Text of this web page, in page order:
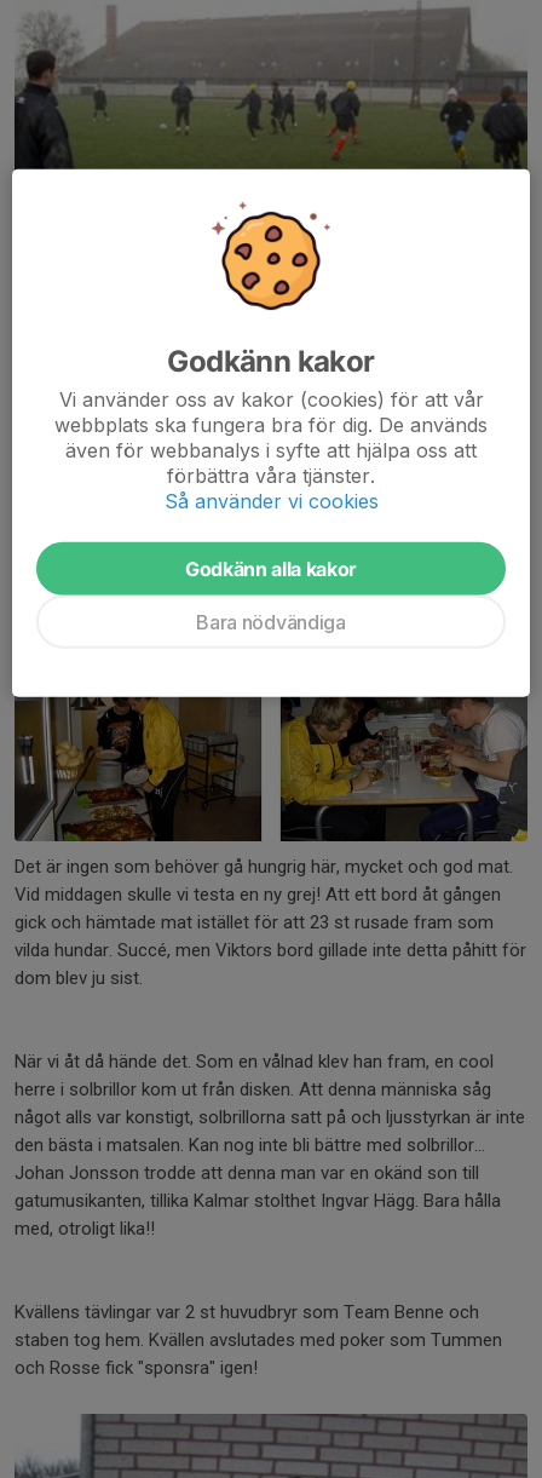
Mat, vila och sen var det dax för ny träning. Överflyttningar och
positionsspel stod på programmet.
Dax för semifinaler i "kroken". Fredde dunkade Philip som om det
vore en påse bomull. I semi 2 fick vi se årets upphämtning.
matchen till seger. Det pratades på läktaren att man kunde
jämföra denna vändning med som när Sverige vände 1-5 till 6-5-
seger mot Finland i hockey-VM.
Det är ingen som behöver gå hungrig här, mycket och god mat.
Vid middagen skulle vi testa en ny grej! Att ett bord åt gången
gick och hämtade mat istället för att 23 st rusade fram som
vilda hundar. Succé, men Viktors bord gillade inte detta påhitt för
dom blev ju sist.
När vi åt då hände det. Som en vålnad klev han fram, en cool
herre i solbrillor kom ut från disken. Att denna människa såg
något alls var konstigt, solbrillorna satt på och ljusstyrkan är inte
den bästa i matsalen. Kan nog inte bli bättre med solbrillor...
Johan Jonsson trodde att denna man var en okänd son till
gatumusikanten, tillika Kalmar stolthet Ingvar Hägg. Bara hålla
med, otroligt lika!!
Kvällens tävlingar var 2 st huvudbryr som Team Benne och
staben tog hem. Kvällen avslutades med poker som Tummen
och Rosse fick "sponsra" igen!
Godkänn kakor
Vi använder oss av kakor (cookies) för att vår
webbplats ska fungera bra för dig. De används
även för webbanalys i syfte att hjälpa oss att
förbättra våra tjänster.
Så använder vi cookies
Godkänn alla kakor
Bara nödvändiga